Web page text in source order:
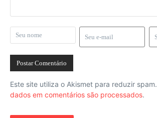
Este site utiliza o Akismet para reduzir spam.
dados em comentários são processados.